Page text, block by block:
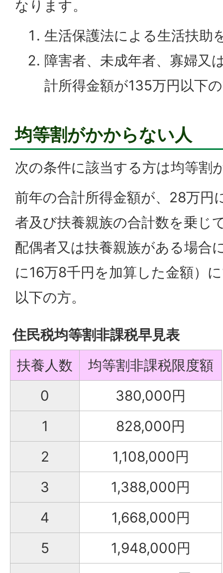
なります。
生活保護法による生活扶助
障害者、未成年者、寡婦又
計所得金額が135万円以下
均等割がかからない人
次の条件に該当する方は均等割
前年の合計所得金額が、28万円
者及び扶養親族の合計数を乗じ
配偶者又は扶養親族がある場合
に16万8千円を加算した金額）
以下の方。
住民税均等割非課税早見表
扶養人数
均等割非課税限度額
0
380,000円
1
828,000円
2
1,108,000円
3
1,388,000円
4
1,668,000円
5
1,948,000円